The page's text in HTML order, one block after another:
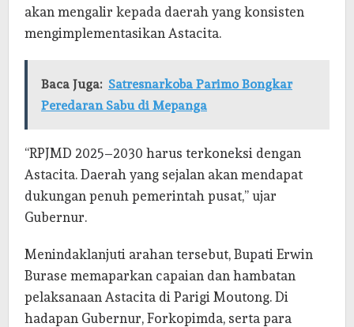
akan mengalir kepada daerah yang konsisten
mengimplementasikan Astacita.
Baca Juga: Satresnarkoba Parimo Bongkar
Peredaran Sabu di Mepanga
“RPJMD 2025–2030 harus terkoneksi dengan
Astacita. Daerah yang sejalan akan mendapat
dukungan penuh pemerintah pusat,” ujar
Gubernur.
Menindaklanjuti arahan tersebut, Bupati Erwin
Burase memaparkan capaian dan hambatan
pelaksanaan Astacita di Parigi Moutong. Di
hadapan Gubernur, Forkopimda, serta para